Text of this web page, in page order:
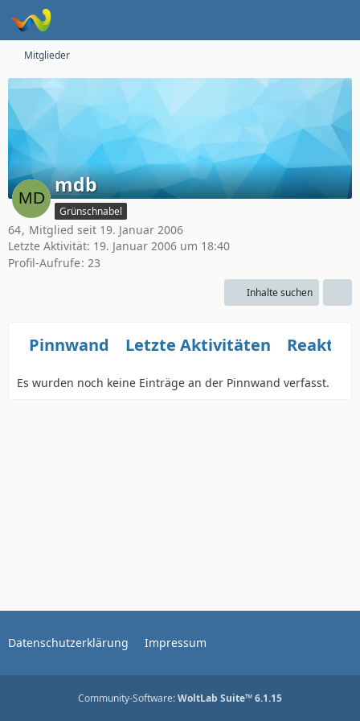
Mitglieder
mdb
Grünschnabel
64 Mitglied seit 19. Januar 2006
Letzte Aktivität: 19. Januar 2006 um 18:40
Profil-Aufrufe 23
Inhalte suchen
Pinnwand Letzte Aktivitäten
Es wurden noch keine Einträge an der Pinnwand verfasst.
Datenschutzerklärung Impressum
Community-Software:WoltLab Suite™ 6.1.15